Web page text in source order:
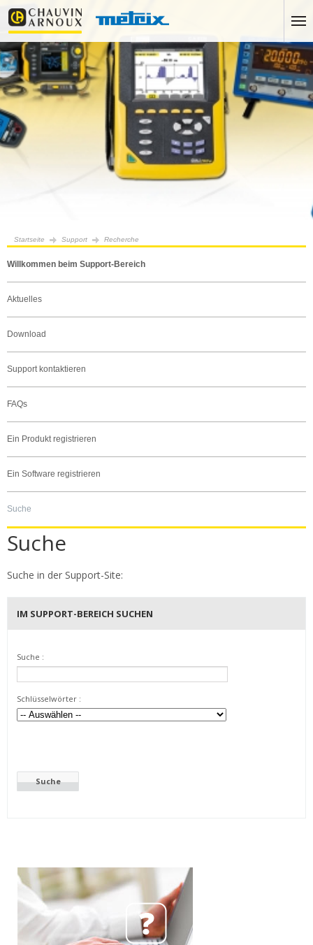
Startseite Support Recherche
Willkommen beim Support-Bereich
Aktuelles
Download
Support kontaktieren
FAQs
Ein Produkt registrieren
Ein Software registrieren
Suche
Suche
Suche in der Support-Site:
IM SUPPORT-BEREICH SUCHEN
Suche :
Schlüsselwörter :